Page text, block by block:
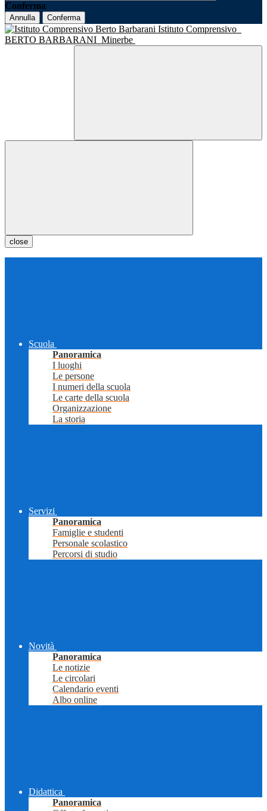
Conferma
Annulla Conferma
Istituto Comprensivo
BERTO BARBARANI Minerbe
close
Scuola
Panoramica
I luoghi
Le persone
I numeri della scuola
Le carte della scuola
Organizzazione
La storia
Servizi
Panoramica
Famiglie e studenti
Personale scolastico
Percorsi di studio
Novità
Panoramica
Le notizie
Le circolari
Calendario eventi
Albo online
Didattica
Panoramica